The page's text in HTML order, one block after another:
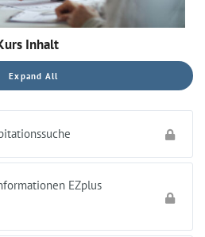
Inhalt
Expand All
EZplus